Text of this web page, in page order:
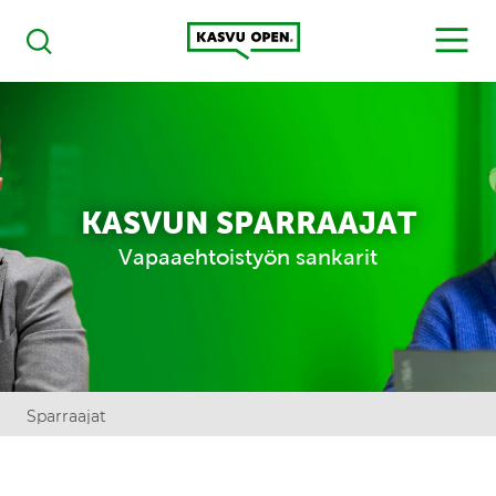
Haku
Kasvu Open
MENU
KASVUN SPARRAAJAT
Vapaaehtoistyön sankarit
Sparraajat